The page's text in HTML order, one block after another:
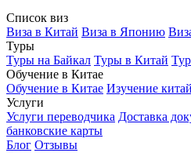
Список виз
Виза в Китай Виза в Японию
Туры
Туры на Байкал Туры в Китай
Обучение в Китае
Обучение в Китае Изучение
Услуги
Услуги переводчика Доставка
банковские карты
Блог Отзывы